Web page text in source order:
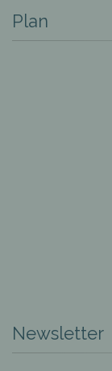
Plan
Newsletter